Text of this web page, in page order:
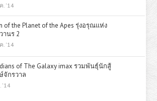
. '14
of the Planet of the Apes รุ่งอรุณแห่ง
านร 2
. '14
of The Galaxy imax รวมพันธุ์นักสู้
จักรวาล
'14